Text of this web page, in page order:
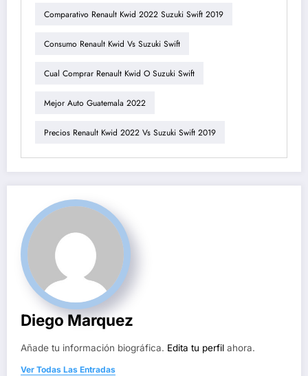
Comparativo Renault Kwid 2022 Suzuki Swift 2019
Consumo Renault Kwid Vs Suzuki Swift
Cual Comprar Renault Kwid O Suzuki Swift
Mejor Auto Guatemala 2022
Precios Renault Kwid 2022 Vs Suzuki Swift 2019
Diego Marquez
Añade tu información biográfica. Edita tu perfil ahora.
Ver Todas Las Entradas